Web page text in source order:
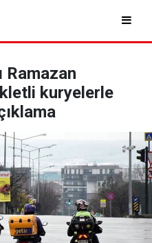
Ramazan
kuryelerle